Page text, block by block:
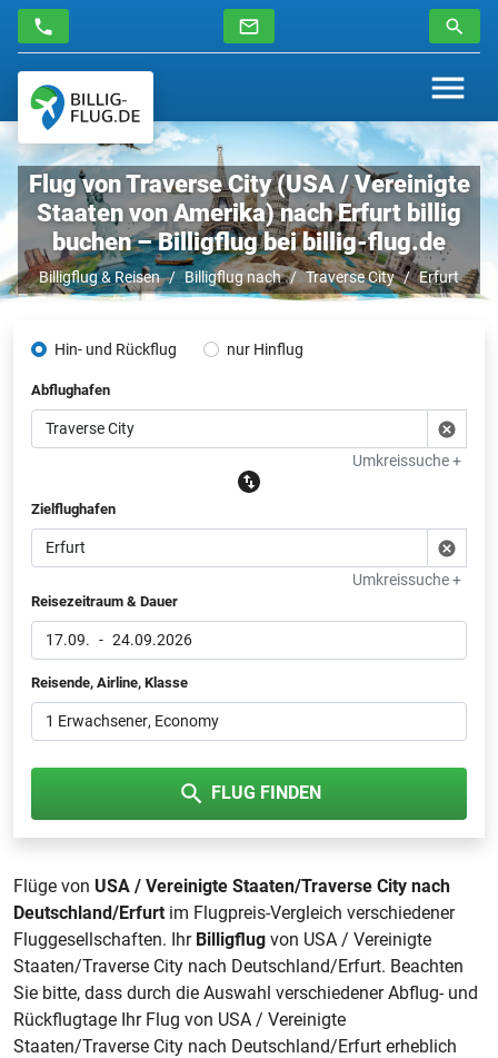
Flug von Traverse City (USA / Vereinigte
Staaten von Amerika) nach Erfurt billig
buchen – Billigflug bei billig-flug.de
Billigflug & Reisen Billigflug nach Traverse City Erfurt
Hin- und Rückflug nur Hinflug
Abflughafen
Umkreissuche +
Zielflughafen
Umkreissuche +
Reisezeitraum & Dauer
17.09. - 24.09.2026
Reisende, Airline, Klasse
1 Erwachsener, Economy
FLUG FINDEN
Flüge von USA / Vereinigte Staaten/Traverse City nach
Deutschland/Erfurt im Flugpreis-Vergleich verschiedener
Fluggesellschaften. Ihr Billigflug von USA / Vereinigte
Staaten/Traverse City nach Deutschland/Erfurt. Beachten
Sie bitte, dass durch die Auswahl verschiedener Abflug- und
Rückflugtage Ihr Flug von USA / Vereinigte
Staaten/Traverse City nach Deutschland/Erfurt erheblich